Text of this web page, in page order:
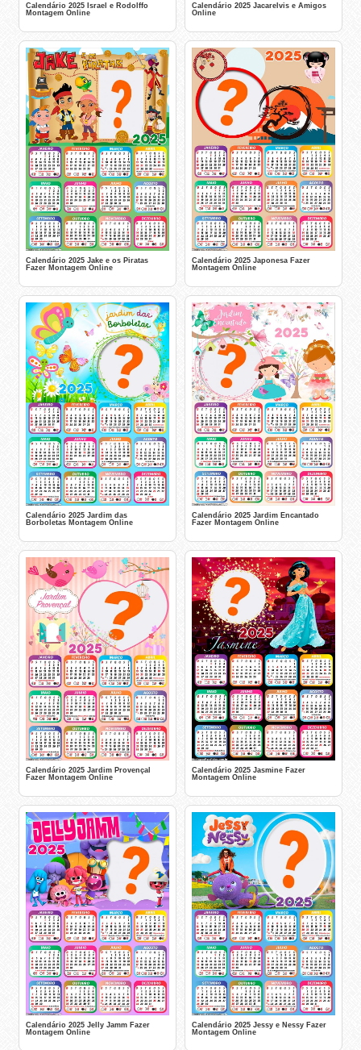
Calendário 2025 Israel e Rodolffo
Montagem Online
Calendário 2025 Jacarelvis e Amigos
Online
Calendário 2025 Jake e os Piratas
Fazer Montagem Online
Calendário 2025 Japonesa Fazer
Montagem Online
Calendário 2025 Jardim das
Borboletas Montagem Online
Calendário 2025 Jardim Encantado
Fazer Montagem Online
Calendário 2025 Jardim Provençal
Fazer Montagem Online
Calendário 2025 Jasmine Fazer
Montagem Online
Calendário 2025 Jelly Jamm Fazer
Montagem Online
Calendário 2025 Jessy e Nessy Fazer
Montagem Online